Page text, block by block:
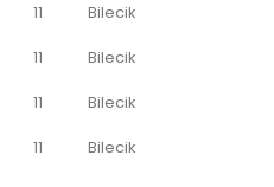
11
Bilecik
11
Bilecik
11
Bilecik
11
Bilecik